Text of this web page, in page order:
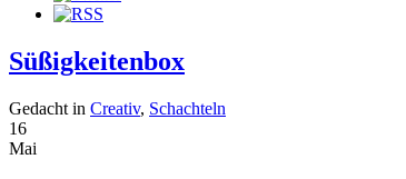
Süßigkeitenbox
Gedacht in Creativ, Schachteln
16
Mai